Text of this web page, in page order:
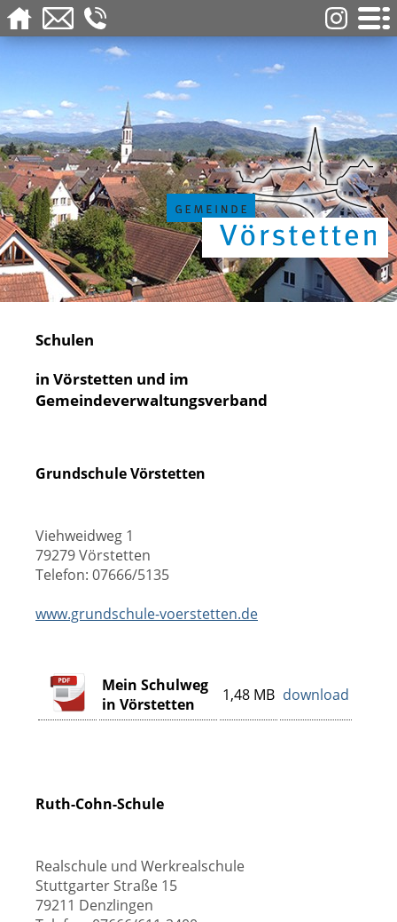
Schulen
in Vörstetten und im
Gemeindeverwaltungsverband
Grundschule Vörstetten
Viehweidweg 1
79279 Vörstetten
Telefon: 07666/5135
www.grundschule-voerstetten.de
Mein Schulweg
in Vörstetten
1,48 MB download
Ruth-Cohn-Schule
Realschule und Werkrealschule
Stuttgarter Straße 15
79211 Denzlingen